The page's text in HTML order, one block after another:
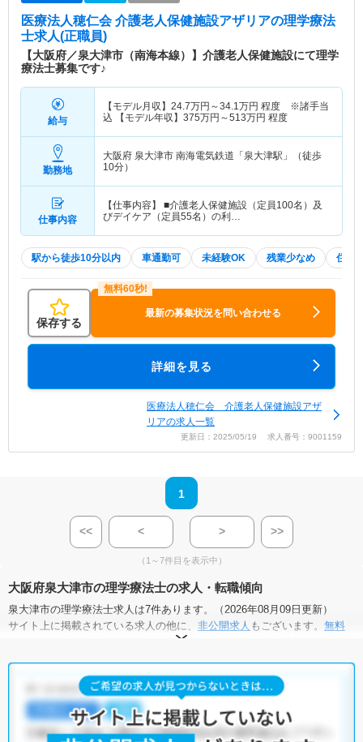
医療法人穂仁会 介護老人保健施設アザリアの理学療法
士求人(正職員)
【大阪府／泉大津市（南海本線）】介護老人保健施設にて理学
療法士募集です♪
給与
【モデル月収】 24.7万円～34.1万円 程度 ※諸手当
込 【モデル年収】 375万円～513万円 程度
勤務地
大阪府 泉大津市 南海電気鉄道「泉大津駅」（徒歩
10分）
仕事内容
【仕事内容】 ■介護老人保健施設（定員100名）及
びデイケア（定員55名）の利…
駅から徒歩10分以内 車通勤可 未経験OK 残業少なめ 住宅
保存する
最新の募集状況を問い合わせる
詳細を見る
医療法人穂仁会 介護老人保健施設アザ
リアの求人一覧
更新日：2025/05/19 求人番号：9001159
1
<< < > >>
（1～7件目を表示中）
大阪府泉大津市の理学療法士の求人・転職傾向
泉大津市の理学療法士求人は7件あります。（2026年08月09日更新）
サイト上に掲載されている求人の他に、 非公開求人 もございます。 無料
にお申し込みいただくと、全求人からご希望条件に合
泉大津市の理学療法士求人では以下のような条件が人気です。
積極採用中・新卒OK・ 残業少なめ ・ 正社員(正職員)
祉施設・小児リハビリ・保育園